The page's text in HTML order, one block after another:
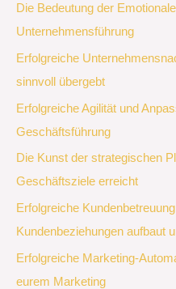
Die Bedeutung der
Unternehmensführung
Erfolgreiche
sinnvoll übergebt
Erfolgreiche Agilität und
Geschäftsführung
Die Kunst der strategischen
Geschäftsziele erreicht
Erfolgreiche
Kundenbeziehungen aufbaut
Erfolgreiche Marketing-
eurem Marketing